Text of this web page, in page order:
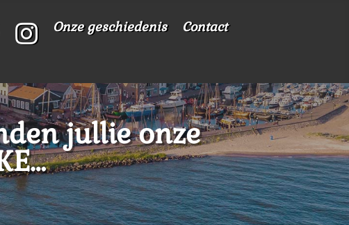
Onze geschiedenis Contact
jullie onze